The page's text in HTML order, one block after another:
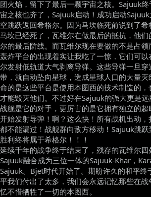
团火焰，留下了最后一颗宇宙之核。Sajuuk
宙之核也齐了，Sajuuk启动！成功启动
空跳跃返回希格尔。因为马坎临死前说到了希
马坎已经死了，瓦维尔在做最后的抵抗，他
尔的最后防线。而瓦维尔现在要做的不是占
轰炸平台的出现着实让我吃了一惊，它们可
尔发射低轨道大气剥离导弹。这些导弹一旦
带，就自动坠向星球，造成星球人口的大量
命的是这些平台是使用本图西的技术制造的
才能毁灭他们。不过好在Sajuuk的强大更是
战舰是它的对手，更厉害的是它拥有独立的
开始发射导弹！啊？这么快！所有战机出动
都不能漏过！战舰群向敌方移动！Sajuuk跳跃
胜利终将属于希格尔！！！
延续千年的战争终于结束了，残存的瓦维尔
Sajuuk融合成为三位一体的Sajuuk-Khar，
Sajuuk。Bjet时代开始了。期盼许久的和平终
平我们付出了太多，我们会永远记忆那些在
忆不惜牺牲了一切的本图西。